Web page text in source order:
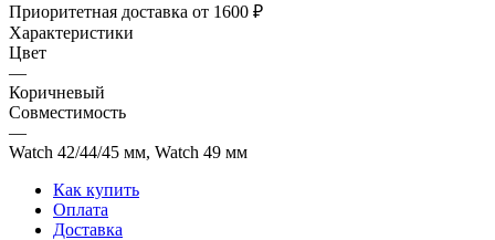
Приоритетная доставка от 1600 ₽
Характеристики
Цвет
—
Коричневый
Совместимость
—
Watch 42/44/45 мм, Watch 49 мм
Как купить
Оплата
Доставка